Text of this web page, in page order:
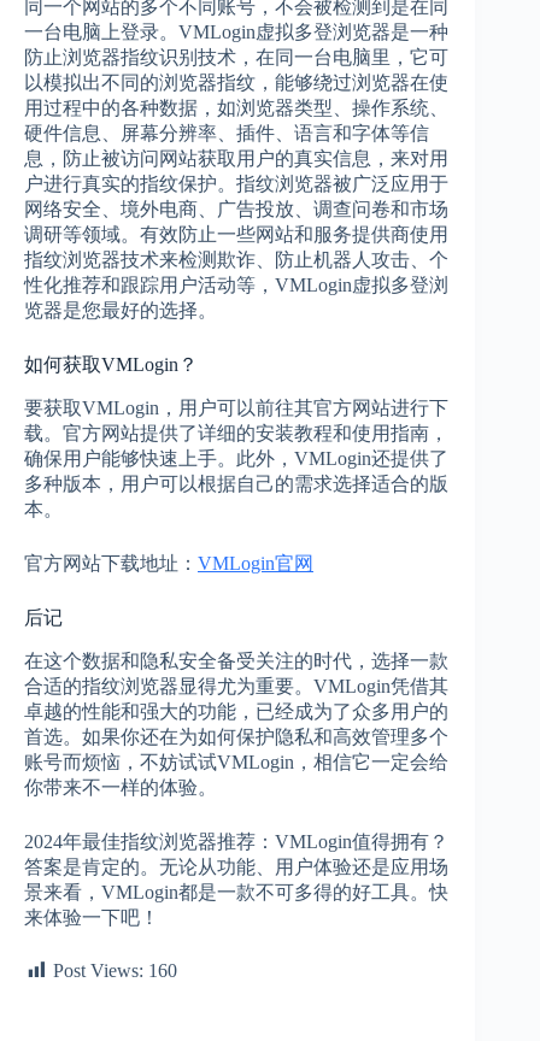
同一个网站的多个不同账号，不会被检测到是在同
一台电脑上登录。VMLogin虚拟多登浏览器是一种
防止浏览器指纹识别技术，在同一台电脑里，它可
以模拟出不同的浏览器指纹，能够绕过浏览器在使
用过程中的各种数据，如浏览器类型、操作系统、
硬件信息、屏幕分辨率、插件、语言和字体等信
息，防止被访问网站获取用户的真实信息，来对用
户进行真实的指纹保护。指纹浏览器被广泛应用于
网络安全、境外电商、广告投放、调查问卷和市场
调研等领域。有效防止一些网站和服务提供商使用
指纹浏览器技术来检测欺诈、防止机器人攻击、个
性化推荐和跟踪用户活动等，VMLogin虚拟多登浏
览器是您最好的选择。
如何获取VMLogin？
要获取VMLogin，用户可以前往其官方网站进行下
载。官方网站提供了详细的安装教程和使用指南，
确保用户能够快速上手。此外，VMLogin还提供了
多种版本，用户可以根据自己的需求选择适合的版
本。
官方网站下载地址： VMLogin官网
后记
在这个数据和隐私安全备受关注的时代，选择一款
合适的指纹浏览器显得尤为重要。VMLogin凭借其
卓越的性能和强大的功能，已经成为了众多用户的
首选。如果你还在为如何保护隐私和高效管理多个
账号而烦恼，不妨试试VMLogin，相信它一定会给
你带来不一样的体验。
2024年最佳指纹浏览器推荐：VMLogin值得拥有？
答案是肯定的。无论从功能、用户体验还是应用场
景来看，VMLogin都是一款不可多得的好工具。快
来体验一下吧！
Post Views: 160